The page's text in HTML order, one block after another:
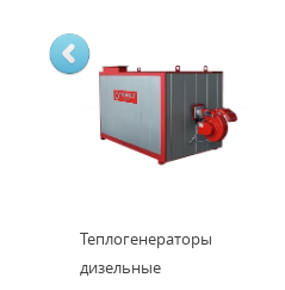
Теплогенераторы
дизельные